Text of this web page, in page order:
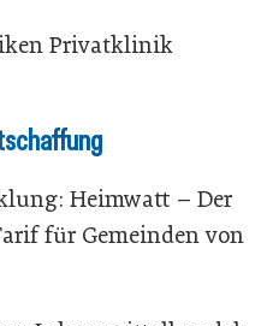
Privatklinik
Heimwatt – Der
für Gemeinden von